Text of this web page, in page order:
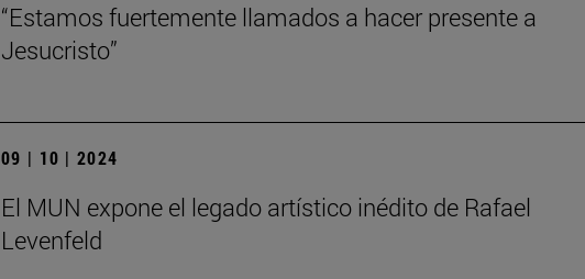
“Estamos fuertemente llamados a hacer presente a
Jesucristo”
09 | 10 | 2024
El MUN expone el legado artístico inédito de Rafael
Levenfeld